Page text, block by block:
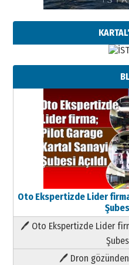
Oto Ekspertizde Lider
🖊 Oto Ekspertizde Lider
🖊 Dron